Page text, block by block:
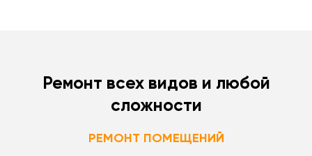
Ремонт всех видов и любой
сложности
РЕМОНТ ПОМЕЩЕНИЙ